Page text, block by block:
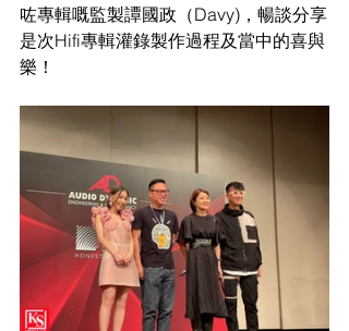
咗專輯嘅監製譚國政（Davy)，暢談分享
是次Hifi專輯灌錄製作過程及當中的喜與
樂！